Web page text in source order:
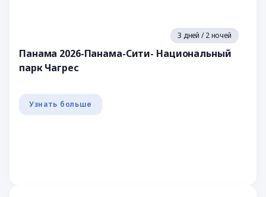
3 дней / 2 ночей
Панама 2026-Панама-Сити- Национальный
парк Чагрес
Узнать больше